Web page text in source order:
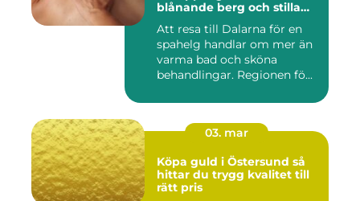
blånande berg och stilla
Att resa till Dalarna för en
spahelg handlar om mer än
varma bad och sköna
behandlingar. Regionen fö...
03. mar
Köpa guld i Östersund så
hittar du trygg kvalitet till
rätt pris